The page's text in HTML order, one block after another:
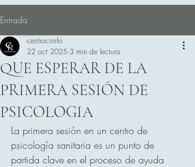
Entrada
QUE ESPERAR DE LA
PRIMERA SESIÓN DE
PSICOLOGIA
centrocrinfo
22 oct 2025 3 min de lectura
La primera sesión en un centro de
psicología sanitaria es un punto de
partida clave en el proceso de ayuda